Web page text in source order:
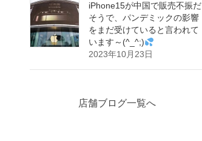
iPhone15が中国で販売不振だ
そうで、パンデミックの影響
をまだ受けていると言われて
います～(^_^;)
2023年10月23日
店舗ブログ一覧へ